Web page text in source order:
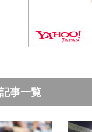
事一覧